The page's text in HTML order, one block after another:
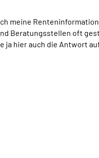
meine
Beratungsstellen oft
hier auch die Antwort